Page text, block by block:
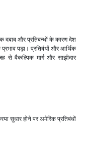
दबाब और प्रतिबन्धों के कारण देश
पड़ा। प्रतिबंधों और आर्थिक
से वैकल्पिक मार्ग और साझीदार
सुधार होने पर अमेरिक प्रतिबंधों